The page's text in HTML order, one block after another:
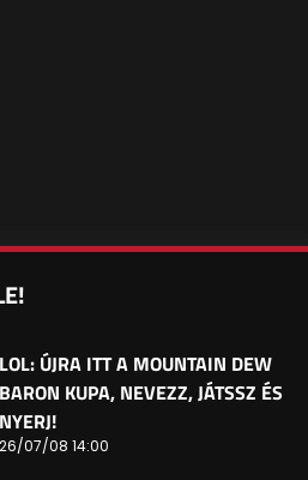
LOL: ÚJRA ITT A MOUNTAIN DEW
BARON KUPA, NEVEZZ, JÁTSSZ ÉS
NYERJ!
26/07/08 14:00